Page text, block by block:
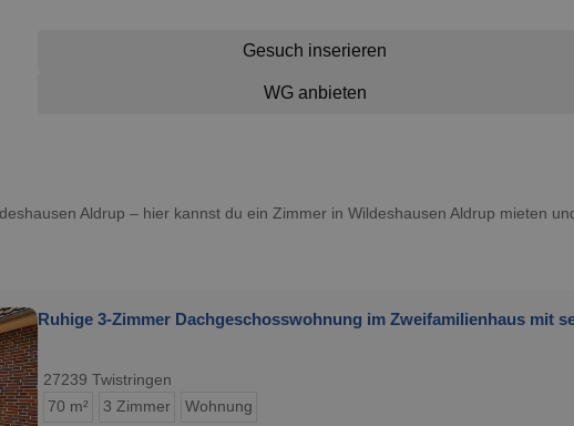
Gesuch inserieren
WG anbieten
Aldrup – hier kannst du ein Zimmer in Wildeshausen Aldrup mieten
Ruhige 3-Zimmer Dachgeschosswohnung im Zweifamilienhaus mit
27239 Twistringen
70 m²
3 Zimmer Wohnung